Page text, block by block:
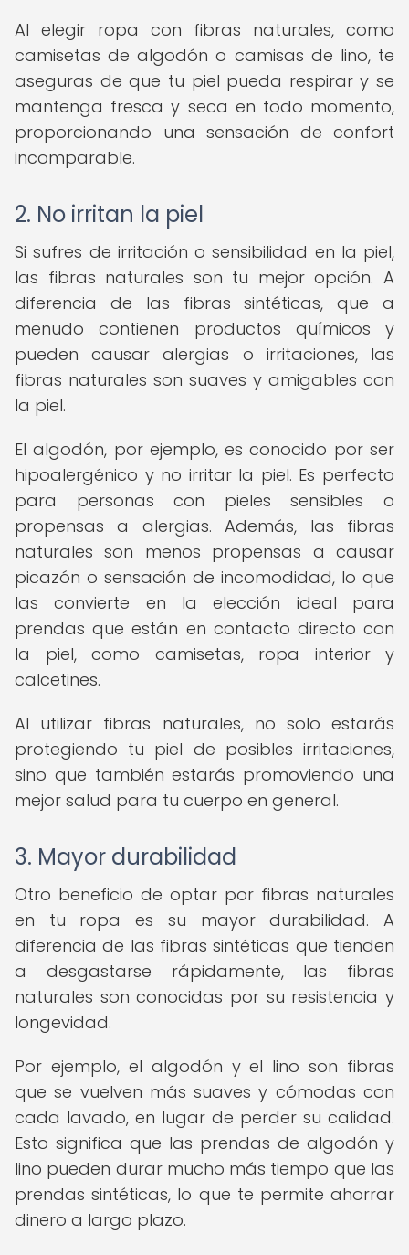
Al elegir ropa con fibras naturales, como
camisetas de algodón o camisas de lino, te
aseguras de que tu piel pueda respirar y se
mantenga fresca y seca en todo momento,
proporcionando una sensación de confort
incomparable.
2. No irritan la piel
Si sufres de irritación o sensibilidad en la piel,
las fibras naturales son tu mejor opción. A
diferencia de las fibras sintéticas, que a
menudo contienen productos químicos y
pueden causar alergias o irritaciones, las
fibras naturales son suaves y amigables con
la piel.
El algodón, por ejemplo, es conocido por ser
hipoalergénico y no irritar la piel. Es perfecto
para personas con pieles sensibles o
propensas a alergias. Además, las fibras
naturales son menos propensas a causar
picazón o sensación de incomodidad, lo que
las convierte en la elección ideal para
prendas que están en contacto directo con
la piel, como camisetas, ropa interior y
calcetines.
Al utilizar fibras naturales, no solo estarás
protegiendo tu piel de posibles irritaciones,
sino que también estarás promoviendo una
mejor salud para tu cuerpo en general.
3. Mayor durabilidad
Otro beneficio de optar por fibras naturales
en tu ropa es su mayor durabilidad. A
diferencia de las fibras sintéticas que tienden
a desgastarse rápidamente, las fibras
naturales son conocidas por su resistencia y
longevidad.
Por ejemplo, el algodón y el lino son fibras
que se vuelven más suaves y cómodas con
cada lavado, en lugar de perder su calidad.
Esto significa que las prendas de algodón y
lino pueden durar mucho más tiempo que las
prendas sintéticas, lo que te permite ahorrar
dinero a largo plazo.